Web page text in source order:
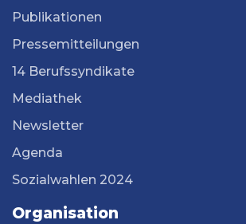
Publikationen
Pressemitteilungen
14 Berufssyndikate
Mediathek
Newsletter
Agenda
Sozialwahlen 2024
Organisation